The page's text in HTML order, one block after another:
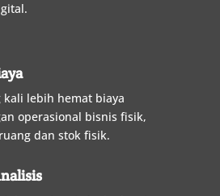
.
kali lebih hemat biaya
operasional bisnis fisik,
ruang dan stok fisik.